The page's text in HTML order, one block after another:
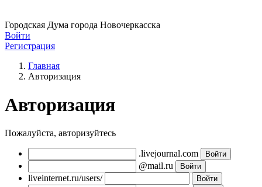
Городская Дума города Новочеркасска
Войти
Регистрация
Главная
Авторизация
Авторизация
Пожалуйста, авторизуйтесь
.livejournal.com
@mail.ru
liveinternet.ru/users/